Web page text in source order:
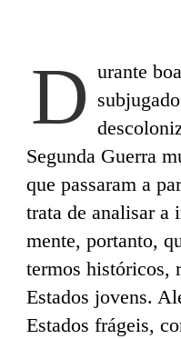
D urante
Segunda Guerra
que passaram a
trata de analisar a
mente, portanto,
termos históricos,
Estados jovens.
Estados frágeis,